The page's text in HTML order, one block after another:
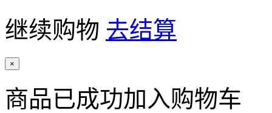
继续购物 去结算
×
商品已成功加入购物车